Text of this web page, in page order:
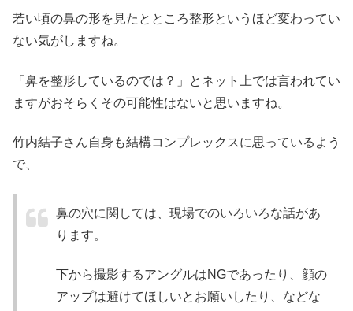
若い頃の鼻の形を見たとところ整形というほど変わってい
ない気がしますね。
「鼻を整形しているのでは？」とネット上では言われてい
ますがおそらくその可能性はないと思いますね。
竹内結子さん自身も結構コンプレックスに思っているよう
で、
鼻の穴に関しては、現場でのいろいろな話があ
ります。
下から撮影するアングルはNGであったり、顔の
アップは避けてほしいとお願いしたり、などな